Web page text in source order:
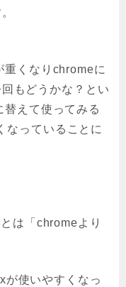
重くなりchromeに
もどうかな？とい
えて使ってみる
なっていることに
は「chromeより
使いやすくなっ